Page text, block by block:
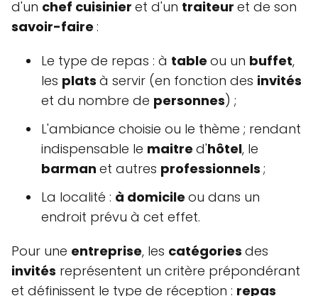
d'un chef cuisinier et d'un traiteur et de son
savoir-faire :
Le type de repas : à table ou un buffet,
les plats à servir (en fonction des invités
et du nombre de personnes) ;
L'ambiance choisie ou le thème ; rendant
indispensable le maitre d'hôtel, le
barman et autres professionnels ;
La localité : à domicile ou dans un
endroit prévu à cet effet.
Pour une entreprise, les catégories des
invités représentent un critère prépondérant
et définissent le type de réception : repas